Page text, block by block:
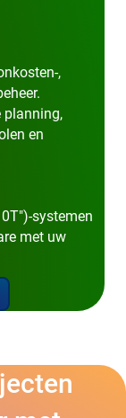
,
planning,
en
systemen
met uw